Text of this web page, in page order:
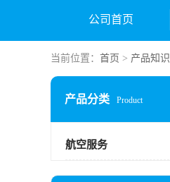
公司首页
当前位置： 首页 > 产品知识
产品分类 Product
航空服务